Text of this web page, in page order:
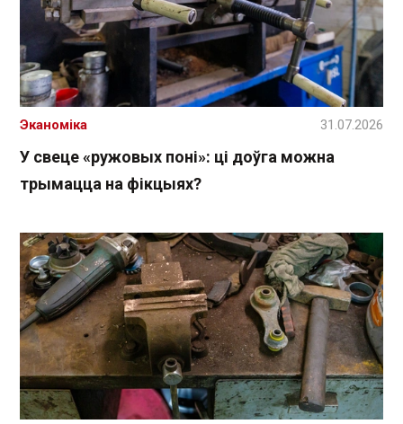
У свеце «ружовых поні»: ці доўга можна
трымацца на фікцыях?
Эканоміка 31.07.2026